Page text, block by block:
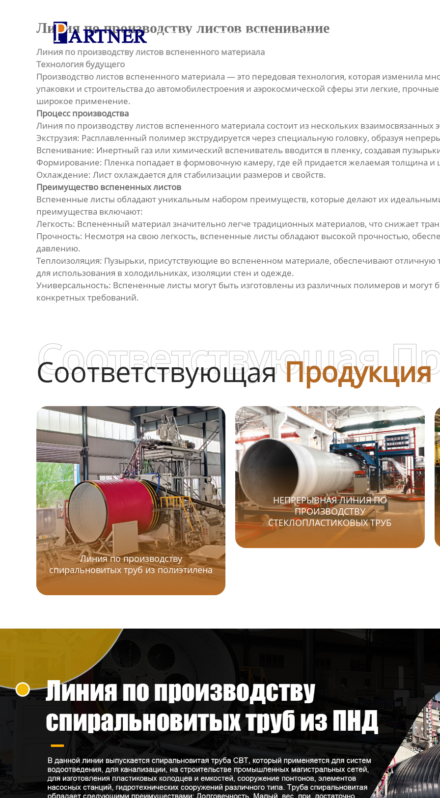
ГЛАВНАЯ ПРОДУКЦИЯ ВИДЕО
Линия по производству
спиральновитых труб из ПНД
экструдированного
пенополистирола
Линия по производству
водопроводных труб из ПНД
Оборудование для
производства труб со
структурированной стенкой
Линия по производству
полиэтилена
Линия по производству
трехцветных ротангов из ПЭ/
Оборудование для сварки
профильных панелей
Непрерывная линия по
непрерывной намотки труб с
ребрами
Линия для однослойных
гофрированных труб
Линия по производству труб
Линия по производству
профилей из ПВХ
Экструзионная линия по
производству био-
наполнителей из
Линия по производству
пустотелых сотовых плит
Оборудование для
прутка из ПНД
О нас
Линия по производству листов вспенивание
Линия по производству листов вспененного материала
Технология будущего
Производство листов вспененного материала — это передовая технология, которая изменила
упаковки и строительства до автомобилестроения и аэрокосмической сферы эти легкие,
широкое применение.
Процесс производства
Линия по производству листов вспененного материала состоит из нескольких взаимосвязанных
Экструзия: Расплавленный полимер экструдируется через специальную головку, образуя
Вспенивание: Инертный газ или химический вспениватель вводится в пленку, создавая
Формирование: Пленка попадает в формовочную камеру, где ей придается желаемая толщина
Охлаждение: Лист охлаждается для стабилизации размеров и свойств.
Преимущество вспененных листов
Вспененные листы обладают уникальным набором преимуществ, которые делают их
преимущества включают:
Легкость: Вспененный материал значительно легче традиционных материалов, что снижает
Прочность: Несмотря на свою легкость, вспененные листы обладают высокой прочностью,
давлению.
Теплоизоляция: Пузырьки, присутствующие во вспененном материале, обеспечивают
для использования в холодильниках, изоляции стен и одежде.
Универсальность: Вспененные листы могут быть изготовлены из различных полимеров и могут
конкретных требований.
СоответствующаяПродукция
Соответствующая
Линия по производству
спиральновитых труб из полиэтилена
НЕПРЕРЫВНАЯ ЛИНИЯ ПО
ПРОИЗВОДСТВУ
СТЕКЛОПЛАСТИКОВЫХ ТРУБ